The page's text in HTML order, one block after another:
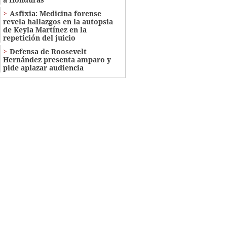
Asfixia: Medicina forense
revela hallazgos en la autopsia
de Keyla Martínez en la
repetición del juicio
Defensa de Roosevelt
Hernández presenta amparo y
pide aplazar audiencia